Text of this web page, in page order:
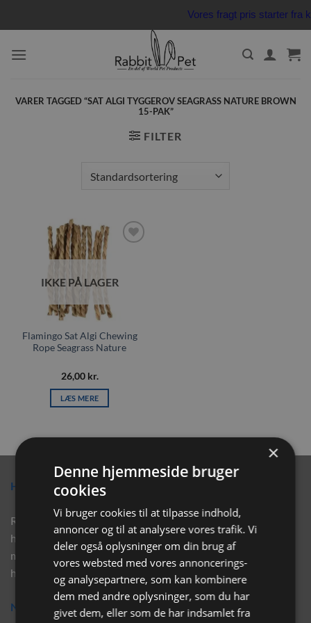
Vores fragt pris starter
VARER TAGGED “SAT ALGI TYGGEROV SEAGRASS NATURE BROWN
15-PAK”
FILTER
ønskeliste
IKKE PÅ LAGER
Flamingo Sat Algi Chewing
Rope Seagrass Nature
26,00 kr.
LÆS MERE
Hvorfor vælge Rabbitpet?
Rabbitpet sælger ikke kun kvalitetsprodukter såsom, foder,
hø, aktivering, strøelse mm. til vores kunder. Vi hjælper også
med rådgivning, så tøv ikke med at skrive eller ring til os for
hjælp..
Nyhedsbrev
×
Denne hjemmeside bruger
cookies
Vi bruger cookies til at tilpasse indhold,
annoncer og til at analysere vores trafik. Vi
deler også oplysninger om din brug af
vores websted med vores annoncerings-
og analysepartnere, som kan kombinere
dem med andre oplysninger, som du har
givet dem, eller som de har indsamlet fra